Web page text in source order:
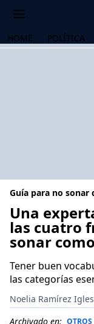
HOME POLÍTICA
Guía para no sonar
Una
las cuatro
sonar
Tener buen
las categorías
Noelia Ramírez
Archivado en: